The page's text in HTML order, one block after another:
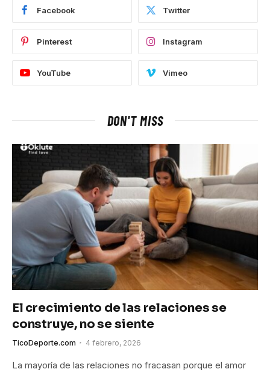
Facebook Twitter
Pinterest Instagram
YouTube Vimeo
DON'T MISS
El crecimiento de las relaciones se
construye, no se siente
TicoDeporte.com 4 febrero, 2026
La mayoría de las relaciones no fracasan porque el amor